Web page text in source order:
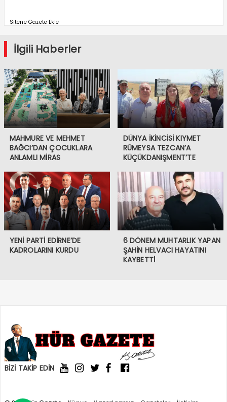
Sitene Gazete Ekle
İlgili Haberler
MAHMURE VE MEHMET
BAĞCI’DAN ÇOCUKLARA
ANLAMLI MİRAS
DÜNYA İKİNCİSİ KIYMET
RÜMEYSA TEZCAN’A
KÜÇÜKDANIŞMENT’TE
YENİ PARTİ EDİRNE’DE
KADROLARINI KURDU
6 DÖNEM MUHTARLIK YAPAN
ŞAHİN HELVACI HAYATINI
KAYBETTİ
BİZİ TAKİP EDİN